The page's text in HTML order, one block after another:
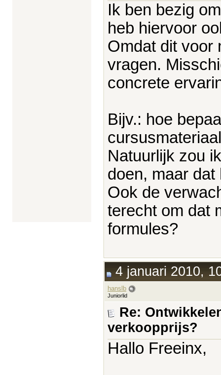
Ik ben bezig
heb hiervoor
Omdat dit voor
vragen.
concrete
Bijv.: hoe
Natuurlijk zou
doen, maar
Ook de
terecht om dat
formules?
4 januari 2010,
hanslb
Juniorlid
Re:
verkoopprijs?
Hallo Freeinx,